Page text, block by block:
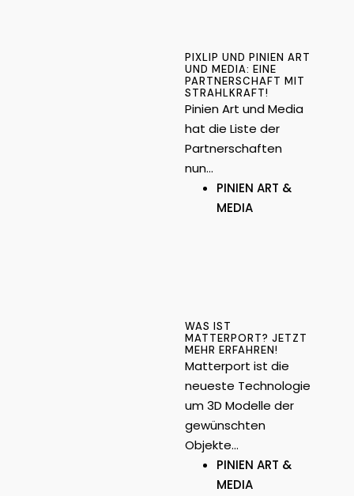
PIXLIP UND PINIEN ART
UND MEDIA: EINE
PARTNERSCHAFT MIT
STRAHLKRAFT!
Pinien Art und Media
hat die Liste der
Partnerschaften
nun…
PINIEN ART &
MEDIA
WAS IST
MATTERPORT? JETZT
MEHR ERFAHREN!
Matterport ist die
neueste Technologie
um 3D Modelle der
gewünschten
Objekte…
PINIEN ART &
MEDIA